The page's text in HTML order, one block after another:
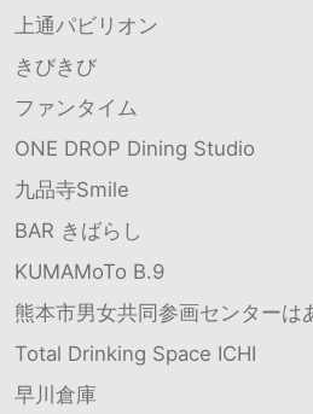
上通パビリオン
きびきび
ファンタイム
ONE DROP Dining Studio
九品寺Smile
BAR きばらし
KUMAMoTo B.9
熊本市男女共同参画センターは
Total Drinking Space ICHI
早川倉庫